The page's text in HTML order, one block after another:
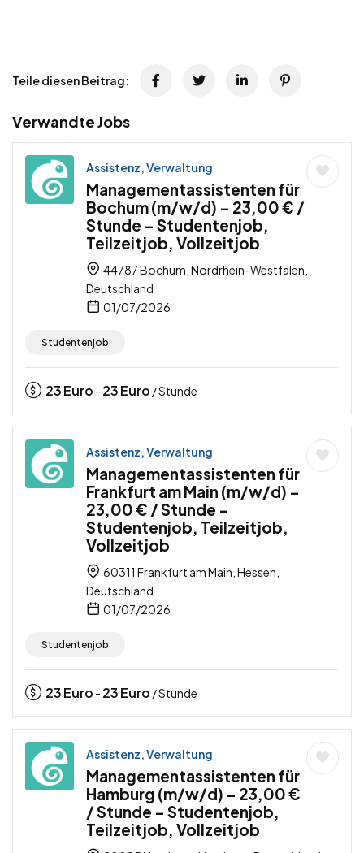
Teile diesen Beitrag:
Verwandte Jobs
Assistenz, Verwaltung
Managementassistenten für
Bochum (m/w/d) – 23,00 € /
Stunde – Studentenjob,
Teilzeitjob, Vollzeitjob
44787 Bochum, Nordrhein-Westfalen,
Deutschland
01/07/2026
Studentenjob
23Euro - 23Euro / Stunde
Assistenz, Verwaltung
Managementassistenten für
Frankfurt am Main (m/w/d) –
23,00 € / Stunde –
Studentenjob, Teilzeitjob,
Vollzeitjob
60311 Frankfurt am Main, Hessen,
Deutschland
01/07/2026
Studentenjob
23Euro - 23Euro / Stunde
Assistenz, Verwaltung
Managementassistenten für
Hamburg (m/w/d) – 23,00 €
/ Stunde – Studentenjob,
Teilzeitjob, Vollzeitjob